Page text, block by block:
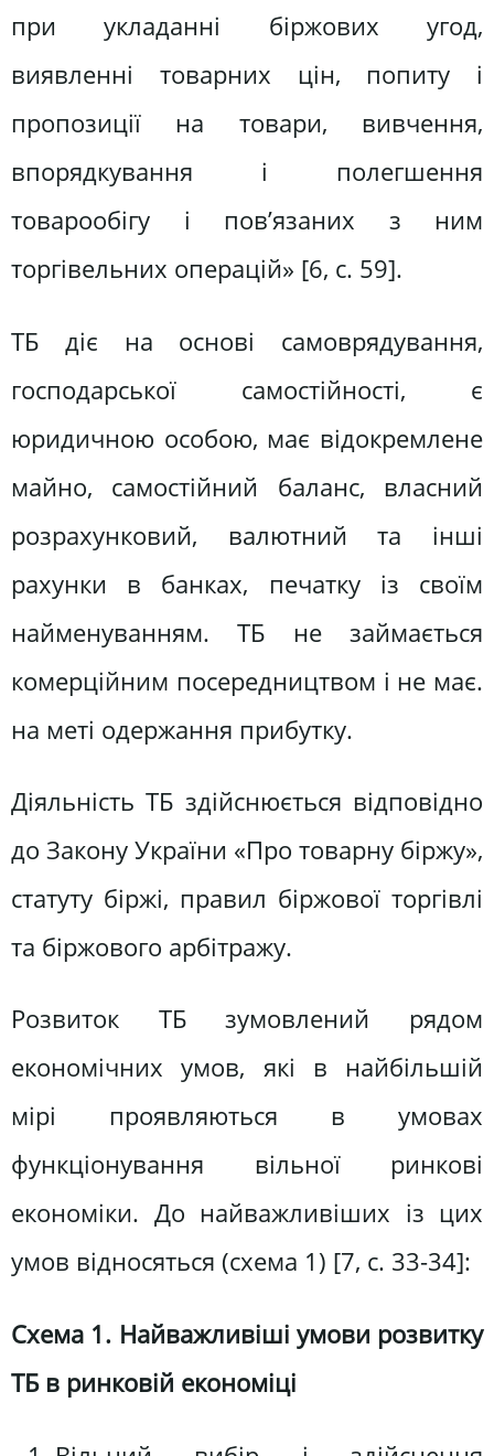
при укладанні біржових угод,
виявленні товарних цін, попиту і
пропозиції на товари, вивчення,
впорядкування і полегшення
товарообігу і пов’язаних з ним
торгівельних операцій» [6, с. 59].
ТБ діє на основі самоврядування,
господарської самостійності, є
юридичною особою, має відокремлене
майно, самостійний баланс, власний
розрахунковий, валютний та інші
рахунки в банках, печатку із своїм
найменуванням. ТБ не займається
комерційним посередництвом і не має.
на меті одержання прибутку.
Діяльність ТБ здійснюється відповідно
до Закону України «Про товарну біржу»,
статуту біржі, правил біржової торгівлі
та біржового арбітражу.
Розвиток ТБ зумовлений рядом
економічних умов, які в найбільшій
мірі проявляються в умовах
функціонування вільної ринкові
економіки. До найважливіших із цих
умов відносяться (схема 1) [7, c. 33-34]:
Схема 1. Найважливіші умови розвитку
ТБ в ринковій економіці